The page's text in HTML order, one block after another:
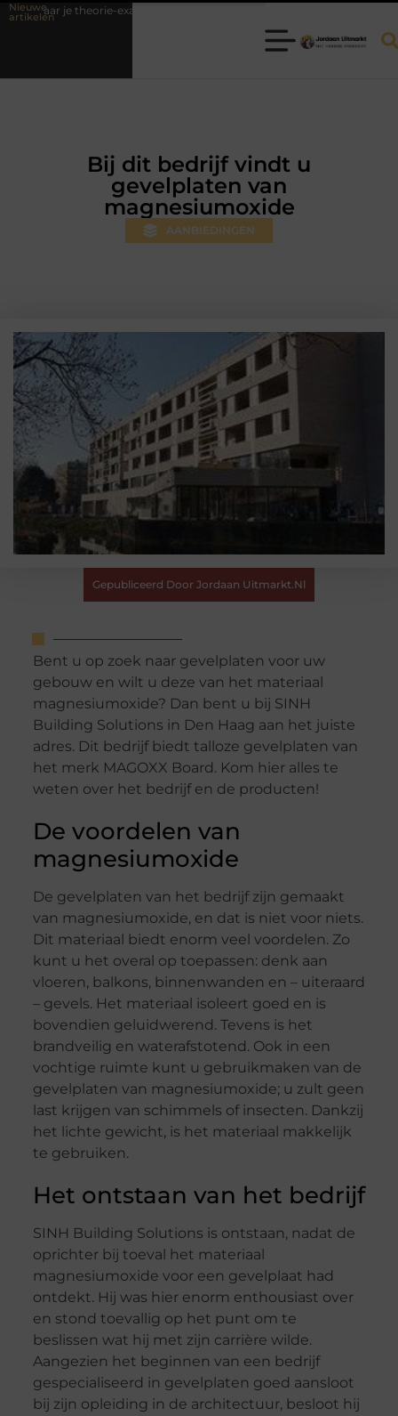
Nieuwe
artikelen Fysiotherapie Hilversum: professionele hulp bij pijn en
Bij dit bedrijf vindt u
gevelplaten van
magnesiumoxide
AANBIEDINGEN
Gepubliceerd Door Jordaan Uitmarkt.nl
Bent u op zoek naar gevelplaten voor uw
gebouw en wilt u deze van het materiaal
magnesiumoxide? Dan bent u bij SINH
Building Solutions in Den Haag aan het juiste
adres. Dit bedrijf biedt talloze gevelplaten van
het merk MAGOXX Board. Kom hier alles te
weten over het bedrijf en de producten!
De voordelen van
magnesiumoxide
De gevelplaten van het bedrijf zijn gemaakt
van magnesiumoxide, en dat is niet voor niets.
Dit materiaal biedt enorm veel voordelen. Zo
kunt u het overal op toepassen: denk aan
vloeren, balkons, binnenwanden en – uiteraard
– gevels. Het materiaal isoleert goed en is
bovendien geluidwerend. Tevens is het
brandveilig en waterafstotend. Ook in een
vochtige ruimte kunt u gebruikmaken van de
gevelplaten van magnesiumoxide; u zult geen
last krijgen van schimmels of insecten. Dankzij
het lichte gewicht, is het materiaal makkelijk
te gebruiken.
Het ontstaan van het bedrijf
SINH Building Solutions is ontstaan, nadat de
oprichter bij toeval het materiaal
magnesiumoxide voor een gevelplaat had
ontdekt. Hij was hier enorm enthousiast over
en stond toevallig op het punt om te
beslissen wat hij met zijn carrière wilde.
Aangezien het beginnen van een bedrijf
gespecialiseerd in gevelplaten goed aansloot
bij zijn opleiding in de architectuur, besloot hij